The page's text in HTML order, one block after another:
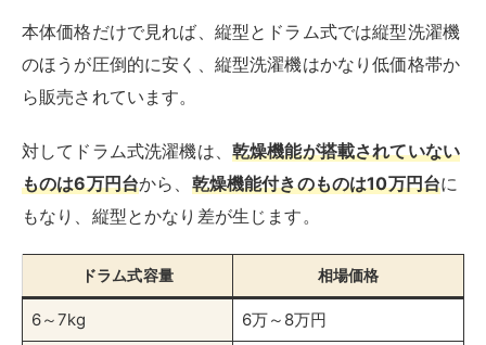
8kg 8万～10万円
9～10kg
例えば、ドラム式なら洗濯から乾燥までこなしてくれる
ので、洗い終わった洗濯物を干す手間がかかりません。
長い目で見れば、ランニングコスト面でも節約になるの
です。